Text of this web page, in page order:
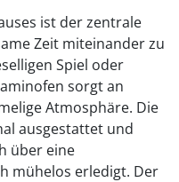
ist der zentrale
Zeit miteinander zu
Spiel oder
sorgt an
Atmosphäre. Die
ausgestattet und
über eine
mühelos erledigt. Der